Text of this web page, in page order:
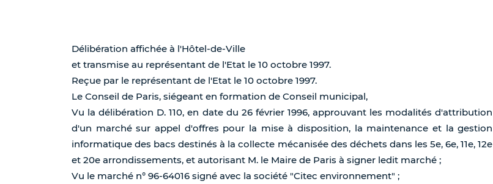
Délibération affichée à l'Hôtel-de-Ville
et transmise au représentant de l'Etat le 10 octobre 1997.
Reçue par le représentant de l'Etat le 10 octobre 1997.
Le Conseil de Paris, siégeant en formation de Conseil municipal,
Vu la délibération D. 110, en date du 26 février 1996, approuvant les modalités d'attribution
d'un marché sur appel d'offres pour la mise à disposition, la maintenance et la gestion
informatique des bacs destinés à la collecte mécanisée des déchets dans les 5e, 6e, 11e, 12e
et 20e arrondissements, et autorisant M. le Maire de Paris à signer ledit marché ;
Vu le marché n° 96-64016 signé avec la société "Citec environnement" ;